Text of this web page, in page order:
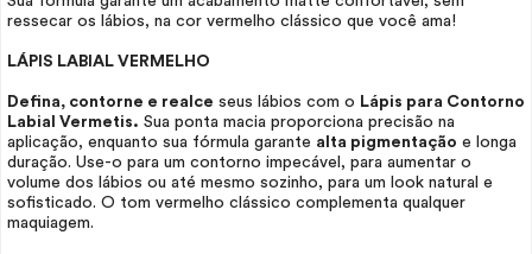
ressecar os lábios, na cor vermelho clássico que você ama!
LÁPIS LABIAL VERMELHO
Defina, contorne e realce seus lábios com o Lápis para Contorno
Labial Vermetis. Sua ponta macia proporciona precisão na
aplicação, enquanto sua fórmula garante alta pigmentação e longa
duração. Use-o para um contorno impecável, para aumentar o
volume dos lábios ou até mesmo sozinho, para um look natural e
sofisticado. O tom vermelho clássico complementa qualquer
maquiagem.